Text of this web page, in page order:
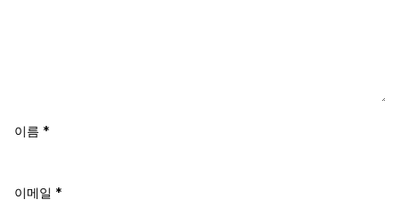
이름 *
이메일 *